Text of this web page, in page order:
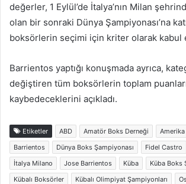
değerler, 1 Eylül’de İtalya’nın Milan
olan bir sonraki Dünya Şampiyonası’na
boksörlerin seçimi için kriter olarak kabul
Barrientos yaptığı konuşmada ayrıca,
değiştiren tüm boksörlerin toplam
kaybedeceklerini açıkladı.
Etiketler ABD Amatör Boks Derneği Amerika
Barrientos
Dünya Boks Şampiyonası Fidel Castro
İtalya Milano
Jose Barrientos Küba
Küba Boks
Kübalı Boksörler
Kübalı Olimpiyat Şampiyonları